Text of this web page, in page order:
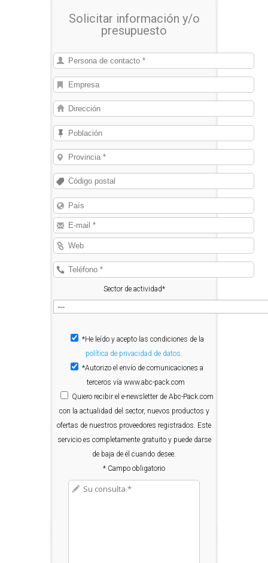
excelente calidad de servicio
adaptada a cada sector de actividad.
Solicitar información y/o
presupuesto
Sector de actividad*
*He leído y acepto las condiciones de la
política de privacidad de datos.
*Autorizo el envío de comunicaciones a
terceros vía www.abc-pack.com
Quiero recibir el e-newsletter de Abc-Pack.com
con la actualidad del sector, nuevos productos y
ofertas de nuestros proveedores registrados. Este
servicio es completamente gratuito y puede darse
de baja de él cuando desee.
* Campo obligatorio